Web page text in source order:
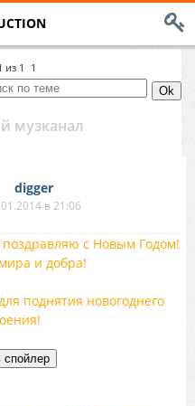
из 1 1
музканал
digger
в 21:06
поздравляю с Новым Годом!
и добра!
поднятия новогоднего